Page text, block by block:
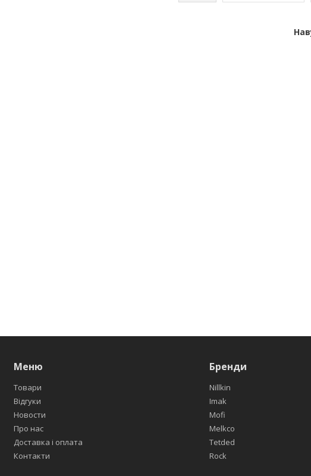
Меню
Товари
Відгуки
Новости
Про нас
Доставка і оплата
Контакти
Бренди
Nillkin
Imak
Mofi
Melkco
Tetded
Rock